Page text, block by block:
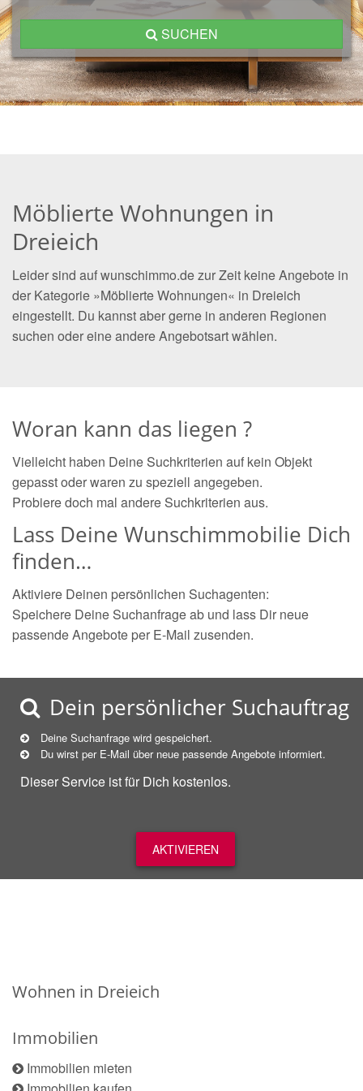
SUCHEN
Möblierte Wohnungen in
Dreieich
Leider sind auf wunschimmo.de zur Zeit keine Angebote in
der Kategorie »Möblierte Wohnungen« in Dreieich
eingestellt. Du kannst aber gerne in anderen Regionen
suchen oder eine andere Angebotsart wählen.
Woran kann das liegen ?
Vielleicht haben Deine Suchkriterien auf kein Objekt
gepasst oder waren zu speziell angegeben.
Probiere doch mal andere Suchkriterien aus.
Lass Deine Wunschimmobilie Dich
finden…
Aktiviere Deinen persönlichen Suchagenten:
Speichere Deine Suchanfrage ab und lass Dir neue
passende Angebote per E-Mail zusenden.
Dein persönlicher Suchauftrag
Deine Suchanfrage wird gespeichert.
Du wirst per E-Mail über neue passende Angebote informiert.
Dieser Service ist für Dich kostenlos.
AKTIVIEREN
Wohnen in Dreieich
Immobilien
Immobilien mieten